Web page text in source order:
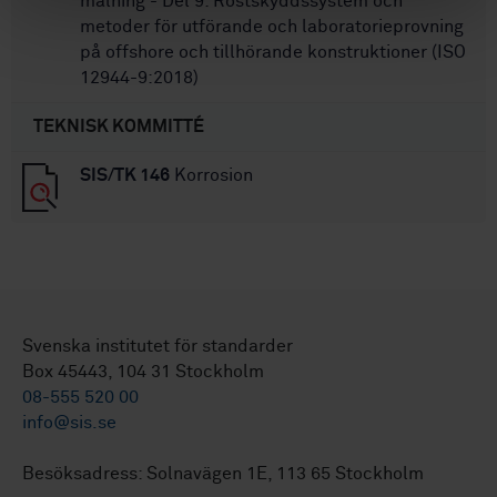
metoder för utförande och laboratorieprovning
på offshore och tillhörande konstruktioner (ISO
12944-9:2018)
TEKNISK KOMMITTÉ
SIS/TK 146 Korrosion
Svenska institutet för standarder
Box 45443, 104 31 Stockholm
08-555 520 00
info@sis.se
Besöksadress: Solnavägen 1E, 113 65 Stockholm